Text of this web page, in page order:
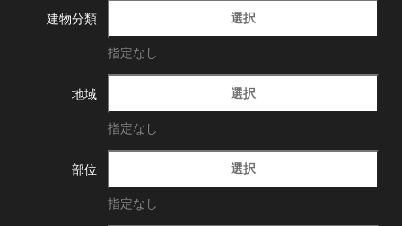
建物分類 選択
指定なし
地域 選択
指定なし
部位 選択
指定なし